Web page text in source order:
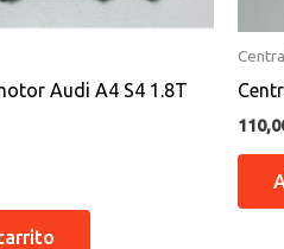
Audi A4 S4 1.8T